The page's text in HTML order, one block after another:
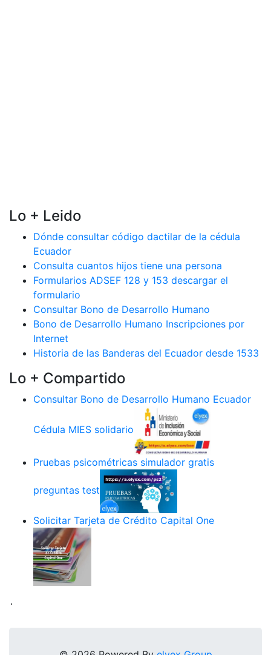
Lo + Leido
Dónde consultar código dactilar de la cédula
Ecuador
Consulta cuantos hijos tiene una persona
Formularios ADSEF 128 y 153 descargar el
formulario
Consultar Bono de Desarrollo Humano
Bono de Desarrollo Humano Inscripciones por
Internet
Historia de las Banderas del Ecuador desde 1533
Lo + Compartido
Consultar Bono de Desarrollo Humano Ecuador
Cédula MIES solidario
Pruebas psicométricas simulador gratis
preguntas test
Solicitar Tarjeta de Crédito Capital One
.